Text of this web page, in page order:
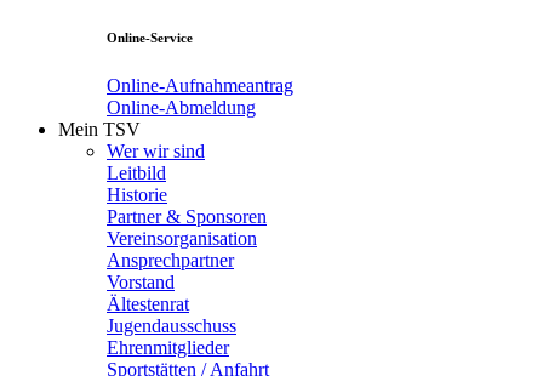
Online-Service
Online-Aufnahmeantrag
Online-Abmeldung
Mein TSV
Wer wir sind
Leitbild
Historie
Partner & Sponsoren
Vereinsorganisation
Ansprechpartner
Vorstand
Ältestenrat
Jugendausschuss
Ehrenmitglieder
Sportstätten / Anfahrt